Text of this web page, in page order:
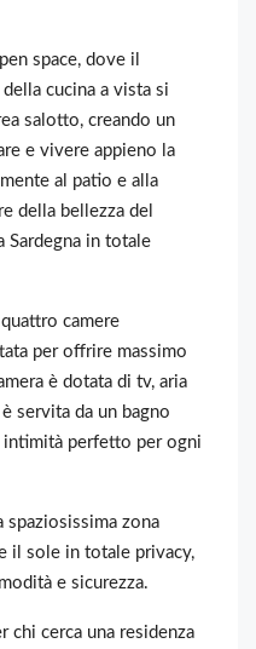
space, dove il
cucina a vista si
salotto, creando un
e vivere appieno la
al patio e alla
della bellezza del
Sardegna in totale
camere
per offrire massimo
è dotata di tv, aria
servita da un bagno
intimità perfetto per ogni
spaziosissima zona
il sole in totale privacy,
e sicurezza.
chi cerca una residenza